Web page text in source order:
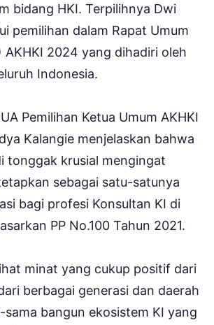
bidang HKI. Terpilihnya Dwi
pemilihan dalam Rapat Umum
AKHKI 2024 yang dihadiri oleh
Indonesia.
Pemilihan Ketua Umum AKHKI
Kalangie menjelaskan bahwa
tonggak krusial mengingat
sebagai satu-satunya
bagi profesi Konsultan KI di
PP No.100 Tahun 2021.
minat yang cukup positif dari
berbagai generasi dan daerah
bangun ekosistem KI yang